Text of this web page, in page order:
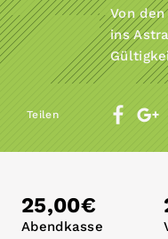
Von
ins
Teilen
25,00€
Abendkasse